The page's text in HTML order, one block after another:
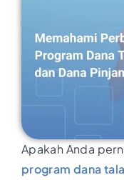
Apakah Anda
program dana